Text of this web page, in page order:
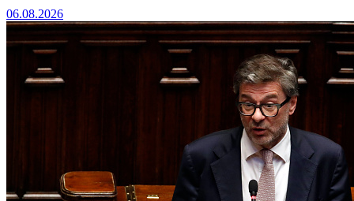
06.08.2026